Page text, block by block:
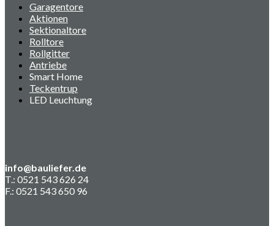
Garagentore
Aktionen
Sektionaltore
Rolltore
Rollgitter
Antriebe
Smart Home
Teckentrup
LED Leuchtung
info@bauliefer.de
T.: 0521 543 626 24
F.: 0521 543 650 96